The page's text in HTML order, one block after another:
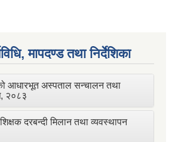
मापदण्ड तथा निर्देशिका
आधारभूत अस्पताल सन्चालन तथा
२०८३
दरबन्दी मिलान तथा व्यवस्थापन